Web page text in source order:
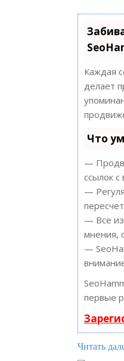
Каждая
делает
Что
—
ссылок
—
— Все
мнения,
—
первые
Читать